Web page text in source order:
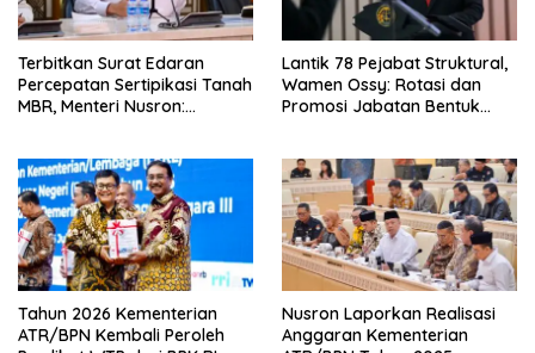
Terbitkan Surat Edaran
Percepatan Sertipikasi Tanah
MBR, Menteri Nusron:
Secara Utuh
Lantik 78 Pejabat Struktural,
Wamen Ossy: Rotasi dan
Promosi Jabatan Bentuk
Tahun 2026 Kementerian
ATR/BPN Kembali Peroleh
Nusron Laporkan Realisasi
Anggaran Kementerian